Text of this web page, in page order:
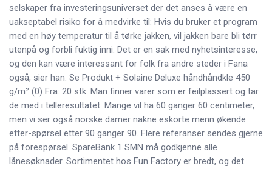
selskaper fra investeringsuniverset der det anses å være en
uakseptabel risiko for å medvirke til: Hvis du bruker et program
med en høy temperatur til å tørke jakken, vil jakken bare bli tørr
utenpå og forbli fuktig inni. Det er en sak med nyhetsinteresse,
og den kan være interessant for folk fra andre steder i Fana
også, sier han. Se Produkt + Solaine Deluxe håndhåndkle 450
g/m² (0) Fra: 20 stk. Man finner varer som er feilplassert og tar
de med i telleresultatet. Mange vil ha 60 ganger 60 centimeter,
men vi ser også norske damer nakne eskorte menn økende
etter-spørsel etter 90 ganger 90. Flere referanser sendes gjerne
på forespørsel. SpareBank 1 SMN må godkjenne alle
lånesøknader. Sortimentet hos Fun Factory er bredt, og det